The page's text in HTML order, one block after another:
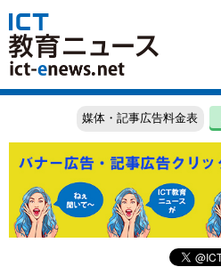
媒体・記事広告料金表